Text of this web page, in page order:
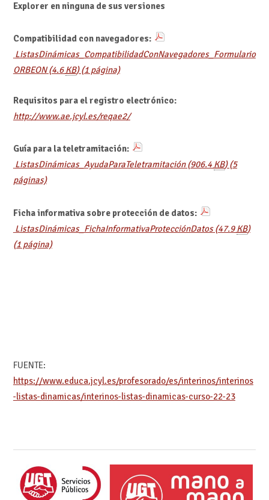
Explorer en ninguna de sus versiones
Compatibilidad con navegadores:
ListasDinámicas_CompatibilidadConNavegadores_Formulario
ORBEON(4.6KB)(1 página)
Requisitos para el registro electrónico:
http://www.ae.jcyl.es/reqae2/
Guía para la teletramitación:
ListasDinámicas_AyudaParaTeletramitación(906.4KB)(5
páginas)
Ficha informativa sobre protección de datos:
ListasDinámicas_FichaInformativaProtecciónDatos(47.9KB)
(1 página)
FUENTE:
https://www.educa.jcyl.es/profesorado/es/interinos/interinos
-listas-dinamicas/interinos-listas-dinamicas-curso-22-23